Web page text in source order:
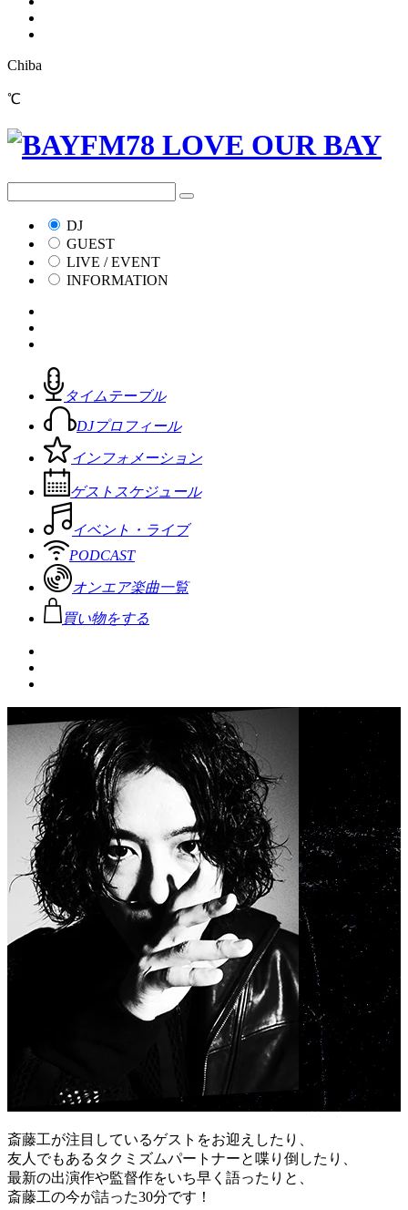
Chiba
℃
DJ
GUEST
LIVE / EVENT
INFORMATION
タイムテーブル
DJプロフィール
インフォメーション
ゲストスケジュール
イベント・ライブ
PODCAST
オンエア楽曲一覧
買い物をする
斎藤工が注目しているゲストをお迎えしたり、
友人でもあるタクミズムパートナーと喋り倒したり、
最新の出演作や監督作をいち早く語ったりと、
斎藤工の今が詰った30分です！